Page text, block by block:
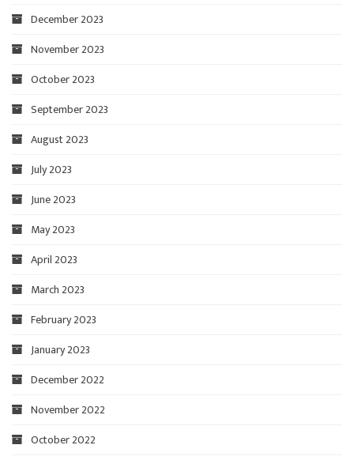
December 2023
November 2023
October 2023
September 2023
August 2023
July 2023
June 2023
May 2023
April 2023
March 2023
February 2023
January 2023
December 2022
November 2022
October 2022